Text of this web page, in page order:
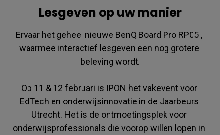
Lesgeven op uw manier
Ervaar het geheel nieuwe BenQ Board Pro RP05 ,
waarmee interactief lesgeven een nog grotere
beleving wordt.
Op 11 & 12 februari is IPON het vakevent voor
EdTech en on­der­wijs­in­no­va­tie in de Jaarbeurs
Utrecht. Het is de ontmoetingsplek voor
onderwijsprofessionals die voorop willen lopen in